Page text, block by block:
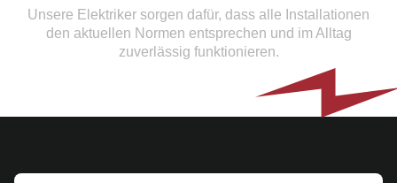
Unsere Elektriker sorgen dafür, dass alle Installationen
den aktuellen Normen entsprechen und im Alltag
zuverlässig funktionieren.